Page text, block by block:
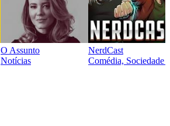
O Assunto
Notícias
NerdCast
Comédia, Sociedade